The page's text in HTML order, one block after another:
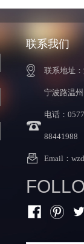
联系我们
联系地址
宁波路温
电话：
88441988
Email：